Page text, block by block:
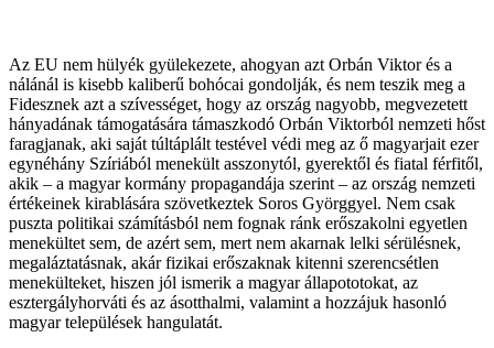
Az EU nem hülyék gyülekezete, ahogyan azt Orbán Viktor és a
nálánál is kisebb kaliberű bohócai gondolják, és nem teszik meg a
Fidesznek azt a szívességet, hogy az ország nagyobb, megvezetett
hányadának támogatására támaszkodó Orbán Viktorból nemzeti hőst
faragjanak, aki saját túltáplált testével védi meg az ő magyarjait ezer
egynéhány Szíriából menekült asszonytól, gyerektől és fiatal férfitől,
akik – a magyar kormány propagandája szerint – az ország nemzeti
értékeinek kirablására szövetkeztek Soros Györggyel. Nem csak
puszta politikai számításból nem fognak ránk erőszakolni egyetlen
menekültet sem, de azért sem, mert nem akarnak lelki sérülésnek,
megaláztatásnak, akár fizikai erőszaknak kitenni szerencsétlen
menekülteket, hiszen jól ismerik a magyar állapototokat, az
esztergályhorváti és az ásotthalmi, valamint a hozzájuk hasonló
magyar települések hangulatát.